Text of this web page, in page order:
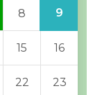
8 9
15 16
22 23